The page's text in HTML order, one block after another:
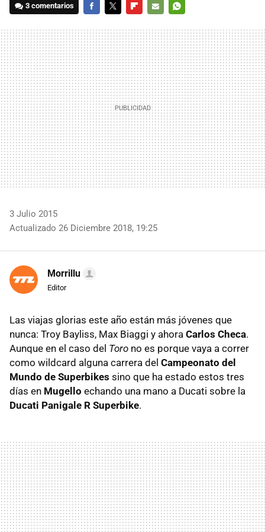
3 comentarios
MAIL
3 Julio 2015
Actualizado 26 Diciembre 2018, 19:25
Morrillu
Editor
Las viajas glorias este año están más jóvenes que
nunca: Troy Bayliss, Max Biaggi y ahora Carlos Checa.
Aunque en el caso del Toro no es porque vaya a correr
como wildcard alguna carrera del Campeonato del
Mundo de Superbikes sino que ha estado estos tres
días en Mugello echando una mano a Ducati sobre la
Ducati Panigale R Superbike.